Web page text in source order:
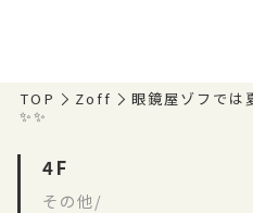
TOP Zoff
眼鏡屋ゾフでは
✨✨
4F
その他/